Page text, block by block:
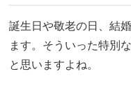
誕生日や敬老の日、結
ます。そういった特別
と思いますよね。